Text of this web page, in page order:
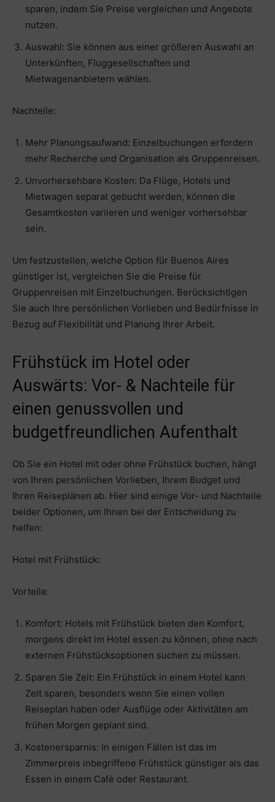
sparen, indem Sie Preise vergleichen und Angebote
nutzen.
Auswahl: Sie können aus einer größeren Auswahl an
Unterkünften, Fluggesellschaften und
Mietwagenanbietern wählen.
Nachteile:
Mehr Planungsaufwand: Einzelbuchungen erfordern
mehr Recherche und Organisation als Gruppenreisen.
Unvorhersehbare Kosten: Da Flüge, Hotels und
Mietwagen separat gebucht werden, können die
Gesamtkosten variieren und weniger vorhersehbar
sein.
Um festzustellen, welche Option für Buenos Aires
günstiger ist, vergleichen Sie die Preise für
Gruppenreisen mit Einzelbuchungen. Berücksichtigen
Sie auch Ihre persönlichen Vorlieben und Bedürfnisse in
Bezug auf Flexibilität und Planung Ihrer Arbeit.
Frühstück im Hotel oder
Auswärts: Vor- & Nachteile für
einen genussvollen und
budgetfreundlichen Aufenthalt
Ob Sie ein Hotel mit oder ohne Frühstück buchen, hängt
von Ihren persönlichen Vorlieben, Ihrem Budget und
Ihren Reiseplänen ab. Hier sind einige Vor- und Nachteile
beider Optionen, um Ihnen bei der Entscheidung zu
helfen:
Hotel mit Frühstück:
Vorteile:
Komfort: Hotels mit Frühstück bieten den Komfort,
morgens direkt im Hotel essen zu können, ohne nach
externen Frühstücksoptionen suchen zu müssen.
Sparen Sie Zeit: Ein Frühstück in einem Hotel kann
Zeit sparen, besonders wenn Sie einen vollen
Reiseplan haben oder Ausflüge oder Aktivitäten am
frühen Morgen geplant sind.
Kostenersparnis: In einigen Fällen ist das im
Zimmerpreis inbegriffene Frühstück günstiger als das
Essen in einem Café oder Restaurant.